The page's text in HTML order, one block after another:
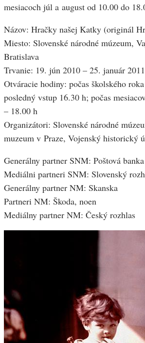
mesiacoch júl a august od 10.00 do
Názov: Hračky našej Katky (originál
Miesto: Slovenské národné múzeum,
Bratislava
Trvanie: 19. jún 2010 – 25. január 2011
Otváracie hodiny: počas školského
posledný vstup 16.30 h; počas
– 18.00 h
Organizátori: Slovenské národné
muzeum v Praze, Vojenský historický
Generálny partner SNM: Poštová banka
Mediálni partneri SNM: Slovenský
Generálny partner NM: Skanska
Partneri NM: Škoda, noen
Mediálny partner NM: Český rozhlas